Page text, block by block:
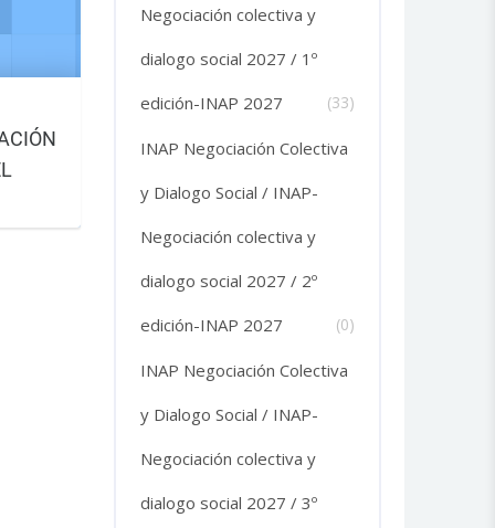
5º
Negociación colectiva y
dialogo social 2027 / 1º
edición-INAP 2027
(33)
INAP Negociación Colectiva
y Dialogo Social / INAP-
Negociación colectiva y
dialogo social 2027 / 2º
edición-INAP 2027
(0)
INAP Negociación Colectiva
y Dialogo Social / INAP-
Negociación colectiva y
dialogo social 2027 / 3º